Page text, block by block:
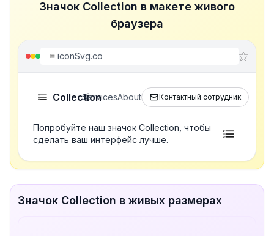
Значок Collection в макете живого
браузера
iconSvg.co
Collection
ServicesAbout Контактный сотрудник
Попробуйте наш значок Collection, чтобы
сделать ваш интерфейс лучше.
Значок Collection в живых размерах